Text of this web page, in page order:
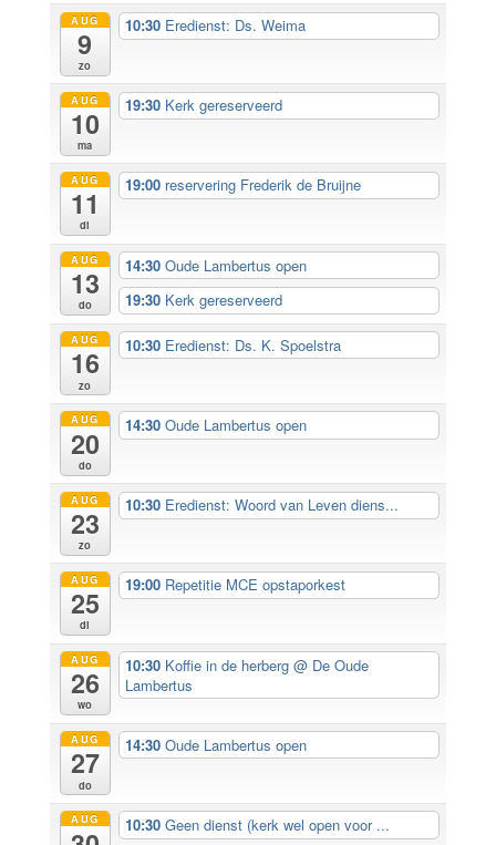
AUG
9
zo
10:30 Eredienst: Ds. Weima
AUG
10
ma
19:30 Kerk gereserveerd
AUG
11
di
19:00 reservering Frederik de Bruijne
AUG
13
do
14:30Oude Lambertus open
19:30 Kerk gereserveerd
AUG
16
zo
10:30 Eredienst: Ds. K. Spoelstra
AUG
20
do
14:30Oude Lambertus open
AUG
23
zo
10:30 Eredienst: Woord van Leven diens...
AUG
25
di
19:00 Repetitie MCE opstaporkest
AUG
26
wo
10:30 Koffie in de herberg@ De Oude
Lambertus
AUG
27
do
14:30Oude Lambertus open
AUG 10:30Geen dienst (kerk wel open voor ...